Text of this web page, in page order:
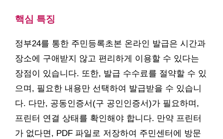
핵심 특징
정부24를 통한 주민등록초본 온라인 발급은 시간과
장소에 구애받지 않고 편리하게 이용할 수 있다는
장점이 있습니다. 또한, 발급 수수료를 절약할 수 있
으며, 필요한 내용만 선택하여 발급받을 수 있습니
다. 다만, 공동인증서(구 공인인증서)가 필요하며,
프린터 연결 상태를 확인해야 합니다. 만약 프린터
가 없다면, PDF 파일로 저장하여 주민센터에 방문